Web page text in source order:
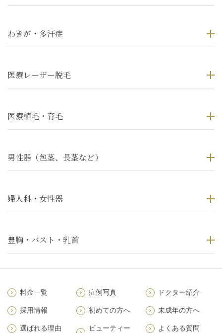
わきが・多汗症
医療レーザー脱毛
医療植毛・育毛
男性器（包茎、長茎など）
婦人科・女性器
豊胸・バスト・乳首
料金一覧 症例写真 ドクター紹介
採用情報 初めての方へ 未成年の方へ
選ばれる理由
ビューティー
よくある質問